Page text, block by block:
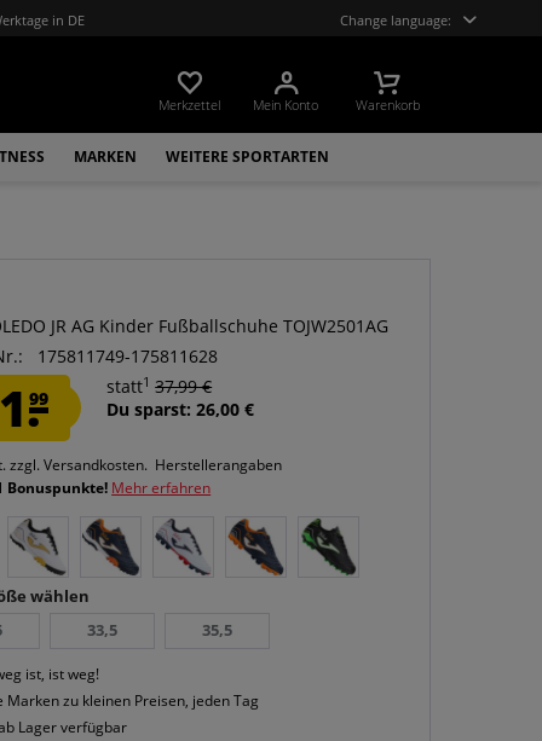
in DE Change language:
Merkzettel Mein Konto Warenkorb
MARKEN WEITERE SPORTARTEN
JR AG Kinder Fußballschuhe TOJW2501AG
175811749-175811628
99
statt1 37,99 €
Du sparst: 26,00 €
zzgl. Versandkosten. Herstellerangaben
Bonuspunkte! Mehr erfahren
wählen
33,5 35,5
ist, ist weg!
Marken zu kleinen Preisen, jeden Tag
Lager verfügbar